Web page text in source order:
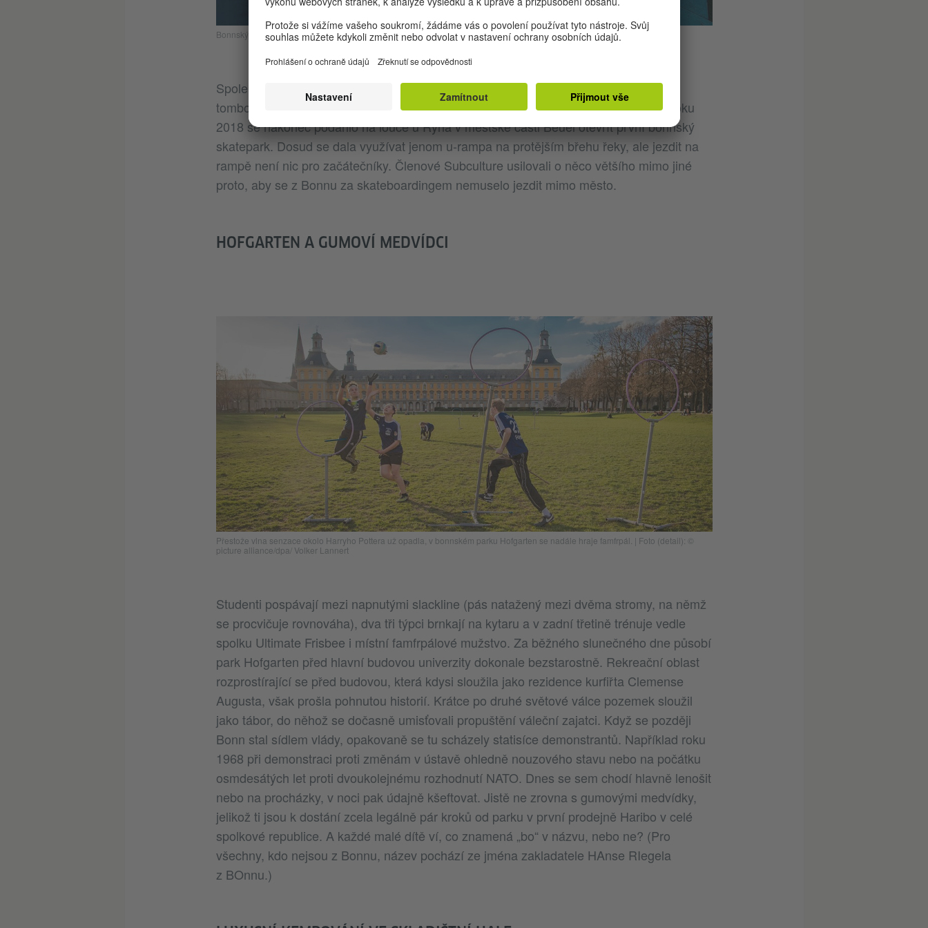
Bonnský skatepark na louce u Rýna.|Foto (detail): © Beton für Bonn
Spolek Subculture Bonn pořádal se svojí iniciativou Beton pro Bonn benefiční akce,
tomboly nebo koncerty, prodával zboží a sháněl investory po celé čtyři roky. V létě roku
2018 se nakonec podařilo na louce u Rýna v městské části Beuel otevřít první bonnský
skatepark. Dosud se dala využívat jenom u-rampa na protějším břehu řeky, ale jezdit na
rampě není nic pro začátečníky. Členové Subculture usilovali o něco většího mimo jiné
proto, aby se z Bonnu za skateboardingem nemuselo jezdit mimo město.
HOFGARTEN A GUMOVÍ MEDVÍDCI
Přestože vlna senzace okolo Harryho Pottera už opadla, v bonnském parku Hofgarten se nadále hraje famfrpál. | Foto (detail): ©
picture alliance/dpa/ Volker Lannert
Studenti pospávají mezi napnutými slackline (pás natažený mezi dvěma stromy, na němž
se procvičuje rovnováha), dva tři týpci brnkají na kytaru a v zadní třetině trénuje vedle
spolku Ultimate Frisbee i místní famfrpálové mužstvo. Za běžného slunečného dne působí
park Hofgarten před hlavní budovou univerzity dokonale bezstarostně. Rekreační oblast
rozprostírající se před budovou, která kdysi sloužila jako rezidence kurfiřta Clemense
Augusta, však prošla pohnutou historií. Krátce po druhé světové válce pozemek sloužil
jako tábor, do něhož se dočasně umisťovali propuštění váleční zajatci. Když se později
Bonn stal sídlem vlády, opakovaně se tu scházely statisíce demonstrantů. Například roku
1968 při demonstraci proti změnám v ústavě ohledně nouzového stavu nebo na počátku
osmdesátých let proti dvoukolejnému rozhodnutí NATO. Dnes se sem chodí hlavně lenošit
nebo na procházky, v noci pak údajně kšeftovat. Jistě ne zrovna s gumovými medvídky,
jelikož ti jsou k dostání zcela legálně pár kroků od parku v první prodejně Haribo v celé
spolkové republice. A každé malé dítě ví, co znamená „bo“ v názvu, nebo ne? (Pro
všechny, kdo nejsou z Bonnu, název pochází ze jména zakladatele HAnse RIegela
z BOnnu.)